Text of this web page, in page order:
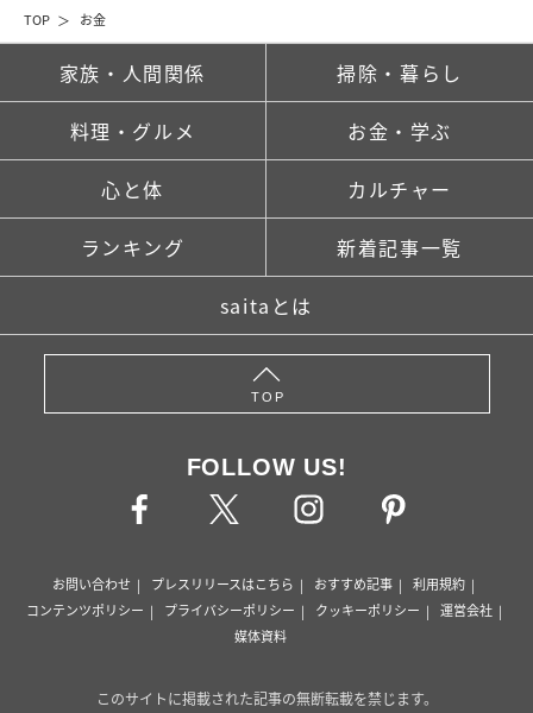
TOP お金
家族・人間関係 掃除・暮らし
料理・グルメ お金・学ぶ
心と体 カルチャー
ランキング 新着記事一覧
saitaとは
TOP
FOLLOW US!
お問い合わせ プレスリリースはこちら おすすめ記事
利用規約
コンテンツポリシー
プライバシーポリシー クッキーポリシー
運営会社
媒体資料
このサイトに掲載された記事の無断転載を禁じます。